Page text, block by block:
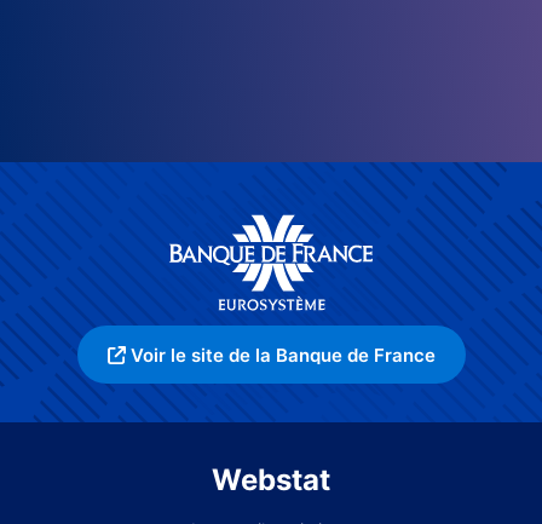
Voir le site de la Banque de France
Webstat